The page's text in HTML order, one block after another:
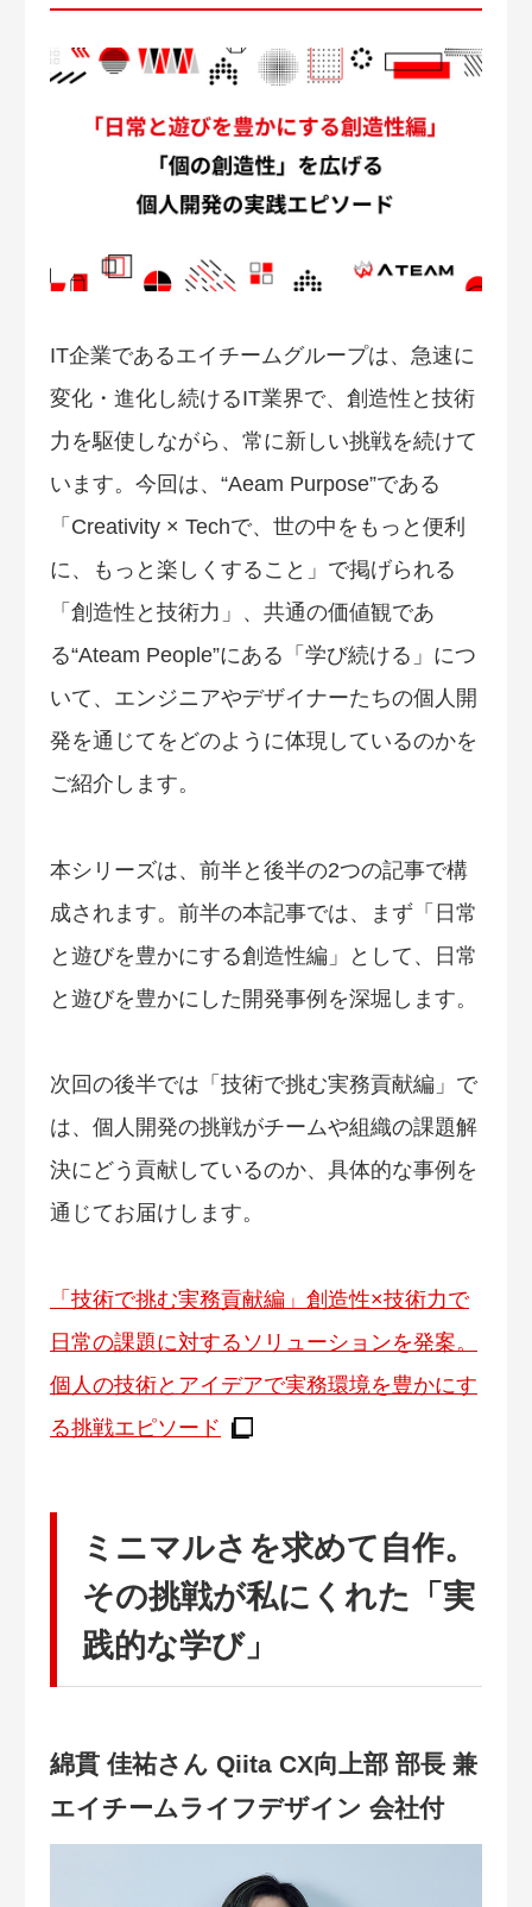
IT企業であるエイチームグループは、急速に
変化・進化し続けるIT業界で、創造性と技術
力を駆使しながら、常に新しい挑戦を続けて
います。今回は、“Aeam Purpose”である
「Creativity × Techで、世の中をもっと便利
に、もっと楽しくすること」で掲げられる
「創造性と技術力」、共通の価値観であ
る“Ateam People”にある「学び続ける」につ
いて、エンジニアやデザイナーたちの個人開
発を通じてをどのように体現しているのかを
ご紹介します。
本シリーズは、前半と後半の2つの記事で構
成されます。前半の本記事では、まず「日常
と遊びを豊かにする創造性編」として、日常
と遊びを豊かにした開発事例を深堀します。
次回の後半では「技術で挑む実務貢献編」で
は、個人開発の挑戦がチームや組織の課題解
決にどう貢献しているのか、具体的な事例を
通じてお届けします。
「技術で挑む実務貢献編」創造性×技術力で
日常の課題に対するソリューションを発案。
個人の技術とアイデアで実務環境を豊かにす
る挑戦エピソード
ミニマルさを求めて自作。
その挑戦が私にくれた「実
践的な学び」
綿貫 佳祐さん Qiita CX向上部 部長 兼
エイチームライフデザイン 会社付